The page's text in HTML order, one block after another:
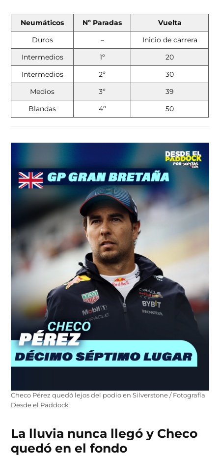
Neumáticos Nº Paradas
Vuelta
Duros
–
Inicio de carrera
Intermedios
1º
20
Intermedios
2º
30
Medios
3º
39
Blandas
4º 50
Checo Pérez quedó lejos del podio en Silverstone / Fotografía
Desde el Paddock
La lluvia nunca llegó y Checo
quedó en el fondo